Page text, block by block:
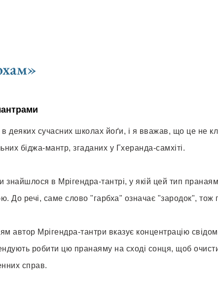
деяких сучасних школах йоґи, і я вважав, що це не
біджа-мантр, згаданих у Гхеранда-самхіті.
знайшлося в Мрігендра-тантрі, у якій цей тип
До речі, саме слово "гарбха" означає "зародок", тож
автор Мрігендра-тантри вказує концентрацію
робити цю пранаяму на сході сонця, щоб
справ.